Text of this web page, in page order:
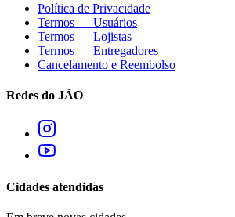
Política de Privacidade
Termos — Usuários
Termos — Lojistas
Termos — Entregadores
Cancelamento e Reembolso
Redes do JÃO
Cidades atendidas